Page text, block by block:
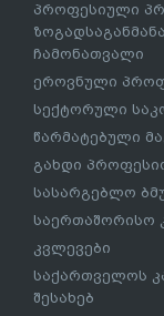
პროფესიული
ჩამონათვალი
ეროვნული
სექტორული
წარმატებული
გახდი
სასარგებლო
საერთაშორისო
კვლევები
საქართველოს
შესახებ